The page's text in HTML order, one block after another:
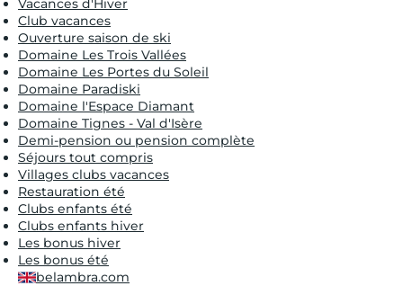
Club vacances
Ouverture saison de ski
Domaine Les Trois Vallées
Domaine Les Portes du Soleil
Domaine Paradiski
Domaine l'Espace Diamant
Domaine Tignes - Val d'Isère
Demi-pension ou pension complète
Séjours tout compris
Villages clubs vacances
Restauration été
Clubs enfants été
Clubs enfants hiver
Les bonus hiver
Les bonus été
belambra.com